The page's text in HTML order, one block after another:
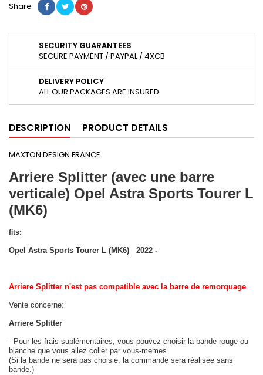
Share
SECURITY GUARANTEES
SECURE PAYMENT / PAYPAL / 4XCB
DELIVERY POLICY
ALL OUR PACKAGES ARE INSURED
DESCRIPTION PRODUCT DETAILS
MAXTON DESIGN FRANCE
Arriere Splitter (avec une barre
verticale) Opel Astra Sports Tourer L
(MK6)
fits:
Opel Astra Sports Tourer L (MK6) 2022 -
Arriere Splitter n'est pas compatible avec la barre de remorquage
Vente concerne:
Arriere Splitter
- Pour les frais suplémentaires, vous pouvez choisir la bande rouge ou
blanche que vous allez coller par vous-memes.
(Si la bande ne sera pas choisie, la commande sera réalisée sans
bande.)